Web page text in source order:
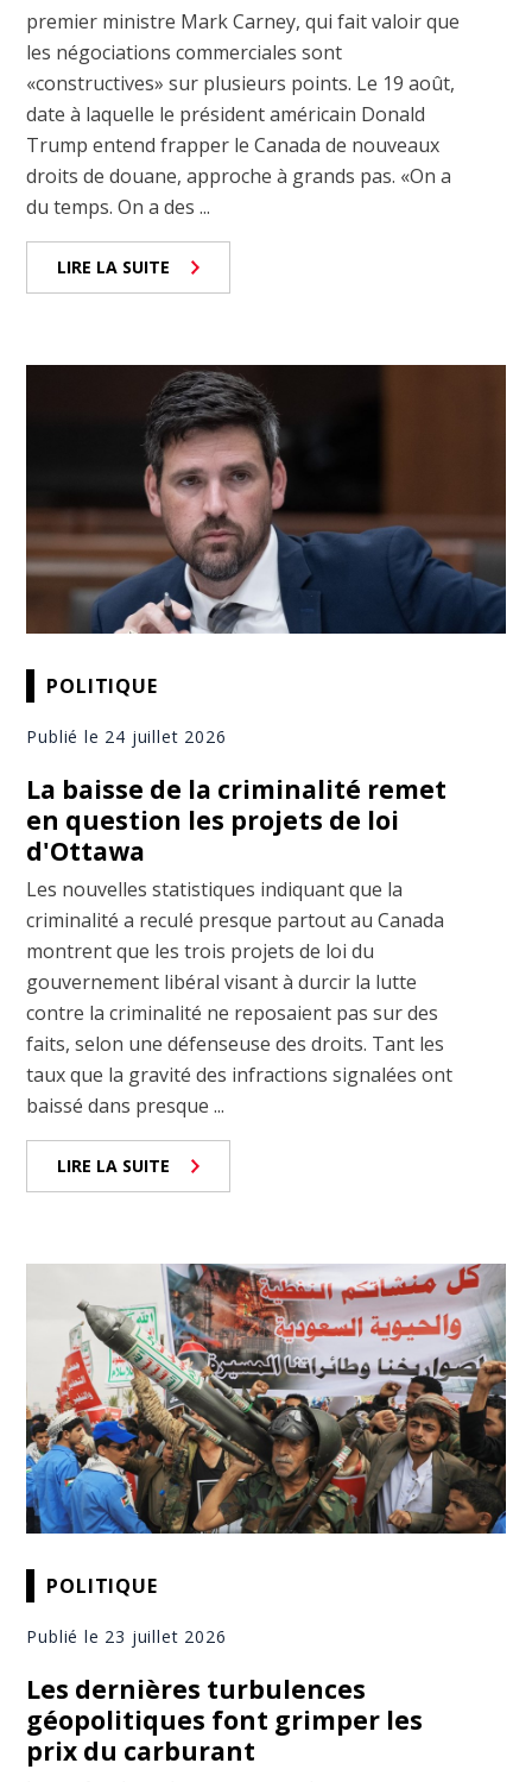
premier ministre Mark Carney, qui fait valoir que
les négociations commerciales sont
«constructives» sur plusieurs points. Le 19 août,
date à laquelle le président américain Donald
Trump entend frapper le Canada de nouveaux
droits de douane, approche à grands pas. «On a
du temps. On a des ...
LIRE LA SUITE
POLITIQUE
Publié le 24 juillet 2026
La baisse de la criminalité remet
en question les projets de loi
d'Ottawa
Les nouvelles statistiques indiquant que la
criminalité a reculé presque partout au Canada
montrent que les trois projets de loi du
gouvernement libéral visant à durcir la lutte
contre la criminalité ne reposaient pas sur des
faits, selon une défenseuse des droits. Tant les
taux que la gravité des infractions signalées ont
baissé dans presque ...
LIRE LA SUITE
POLITIQUE
Publié le 23 juillet 2026
Les dernières turbulences
géopolitiques font grimper les
prix du carburant